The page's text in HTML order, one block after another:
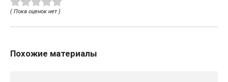
( Пока оценок нет )
Похожие материалы